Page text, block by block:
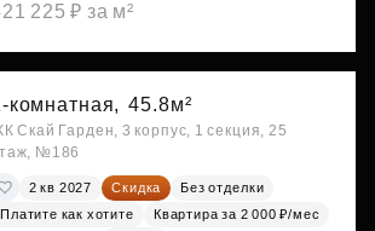
225 ₽ за м²
комнатная, 45.8м²
Скай Гарден, 3 корпус, 1 секция, 25
№186
2 кв 2027 Скидка
Без отделки
Платите как хотите
Квартира за 2 000 ₽/мес